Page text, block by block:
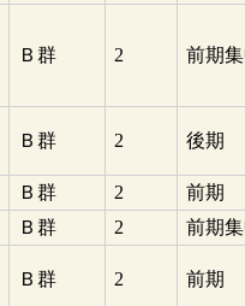
Ｂ群 2 前期
Ｂ群 2 後期
Ｂ群 2
前期
Ｂ群 2 前期
Ｂ群 2 前期